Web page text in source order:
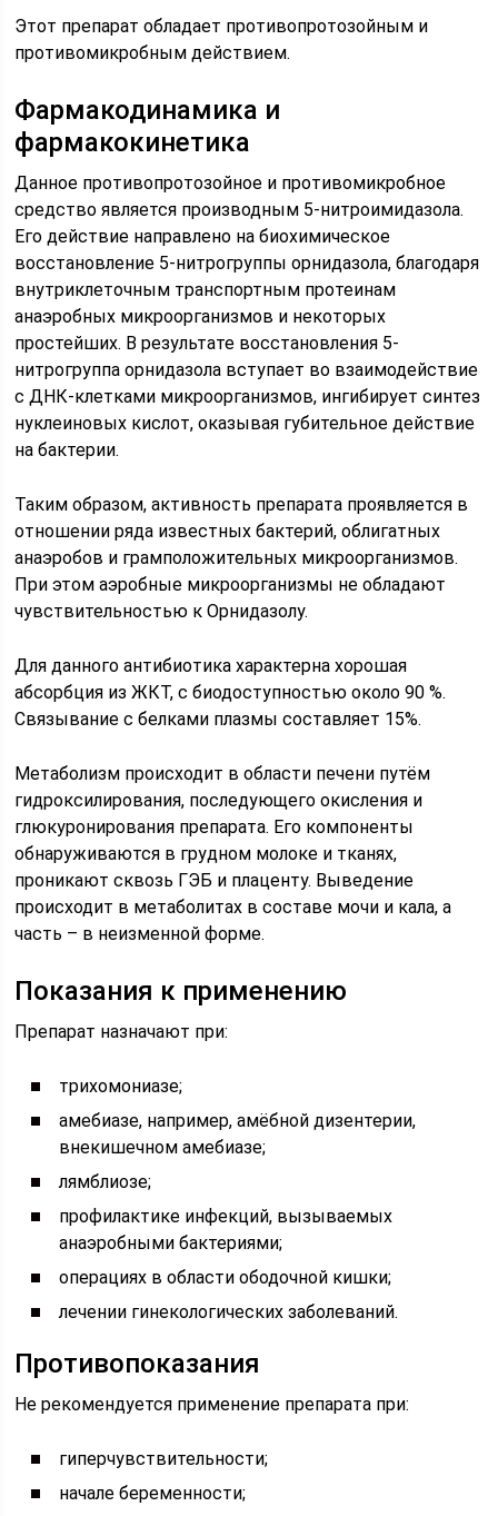
Этот препарат обладает противопротозойным и
противомикробным действием.
Фармакодинамика и
фармакокинетика
Данное противопротозойное и противомикробное
средство является производным 5-нитроимидазола.
Его действие направлено на биохимическое
восстановление 5-нитрогруппы орнидазола, благодаря
внутриклеточным транспортным протеинам
анаэробных микроорганизмов и некоторых
простейших. В результате восстановления 5-
нитрогруппа орнидазола вступает во взаимодействие
с ДНК-клетками микроорганизмов, ингибирует синтез
нуклеиновых кислот, оказывая губительное действие
на бактерии.
Таким образом, активность препарата проявляется в
отношении ряда известных бактерий, облигатных
анаэробов и грамположительных микроорганизмов.
При этом аэробные микроорганизмы не обладают
чувствительностью к Орнидазолу.
Для данного антибиотика характерна хорошая
абсорбция из ЖКТ, с биодоступностью около 90 %.
Связывание с белками плазмы составляет 15%.
Метаболизм происходит в области печени путём
гидроксилирования, последующего окисления и
глюкуронирования препарата. Его компоненты
обнаруживаются в грудном молоке и тканях,
проникают сквозь ГЭБ и плаценту. Выведение
происходит в метаболитах в составе мочи и кала, а
часть – в неизменной форме.
Показания к применению
Препарат назначают при:
трихомониазе;
амебиазе, например, амёбной дизентерии,
внекишечном амебиазе;
лямблиозе;
профилактике инфекций, вызываемых
анаэробными бактериями;
операциях в области ободочной кишки;
лечении гинекологических заболеваний.
Противопоказания
Не рекомендуется применение препарата при:
гиперчувствительности;
начале беременности;